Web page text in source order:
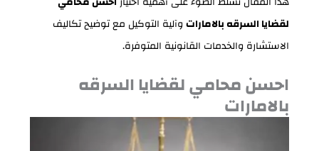
لقضايا السرقه بالاماراتوآلية التوكيل مع توضيح تكاليف
الاستشارة والخدمات القانونية المتوفرة.
احسن محامي لقضايا السرقه
بالامارات